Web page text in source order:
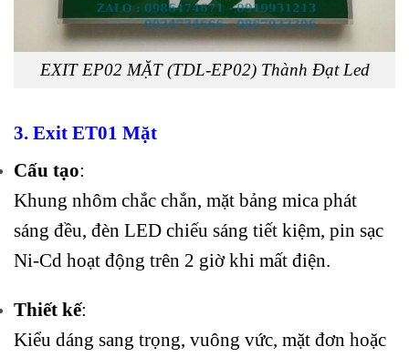
EXIT EP02 MẶT (TDL-EP02) Thành Đạt Led
3. Exit ET01 Mặt
Cấu tạo:
Khung nhôm chắc chắn, mặt bảng mica phát
sáng đều, đèn LED chiếu sáng tiết kiệm, pin sạc
Ni-Cd hoạt động trên 2 giờ khi mất điện.
Thiết kế:
Kiểu dáng sang trọng, vuông vức, mặt đơn hoặc